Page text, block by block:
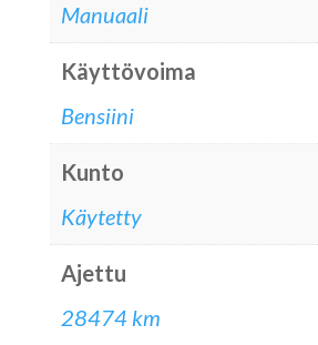
Manuaali
Käyttövoima
Bensiini
Kunto
Käytetty
Ajettu
28474 km